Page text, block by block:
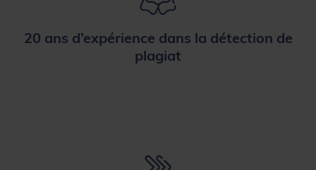
20 ans d’expérience dans la détection de
plagiat